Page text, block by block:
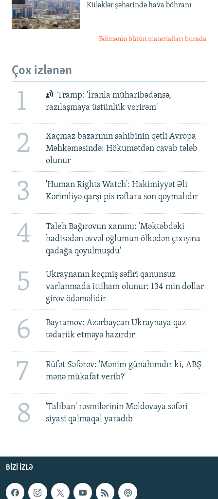
Küləklər şəhərində hava böhranı
Bölmənin bütün materialları burada
Çox izlənən
1
Tramp: 'İranla müharibədənsə,
razılaşmaya üstünlük verirəm'
2
Xaçmaz bazarının sahibinin qətli Avropa
Məhkəməsində: Hökumətdən cavab tələb
olunur
3
'Human Rights Watch': Hakimiyyət Əli
Kərimliyə qarşı pis rəftara son qoymalıdır
4
Taleh Bağırovun xanımı: 'Məktəbdəki
hadisədən əvvəl oğlumun ölkədən çıxışına
qadağa qoyulmuşdu'
5
Ukraynanın keçmiş səfiri qanunsuz
varlanmada ittiham olunur: 134 min dollar
girov ödəməlidir
6
Bayramov: Azərbaycan Ukraynaya qaz
tədarük etməyə hazırdır
7
Rüfət Səfərov: 'Mənim günahımdır ki, ABŞ
mənə mükafat verib?'
8
'Taliban' rəsmilərinin Moldovaya səfəri
siyasi qalmaqal yaradıb
BIZI IZLƏ